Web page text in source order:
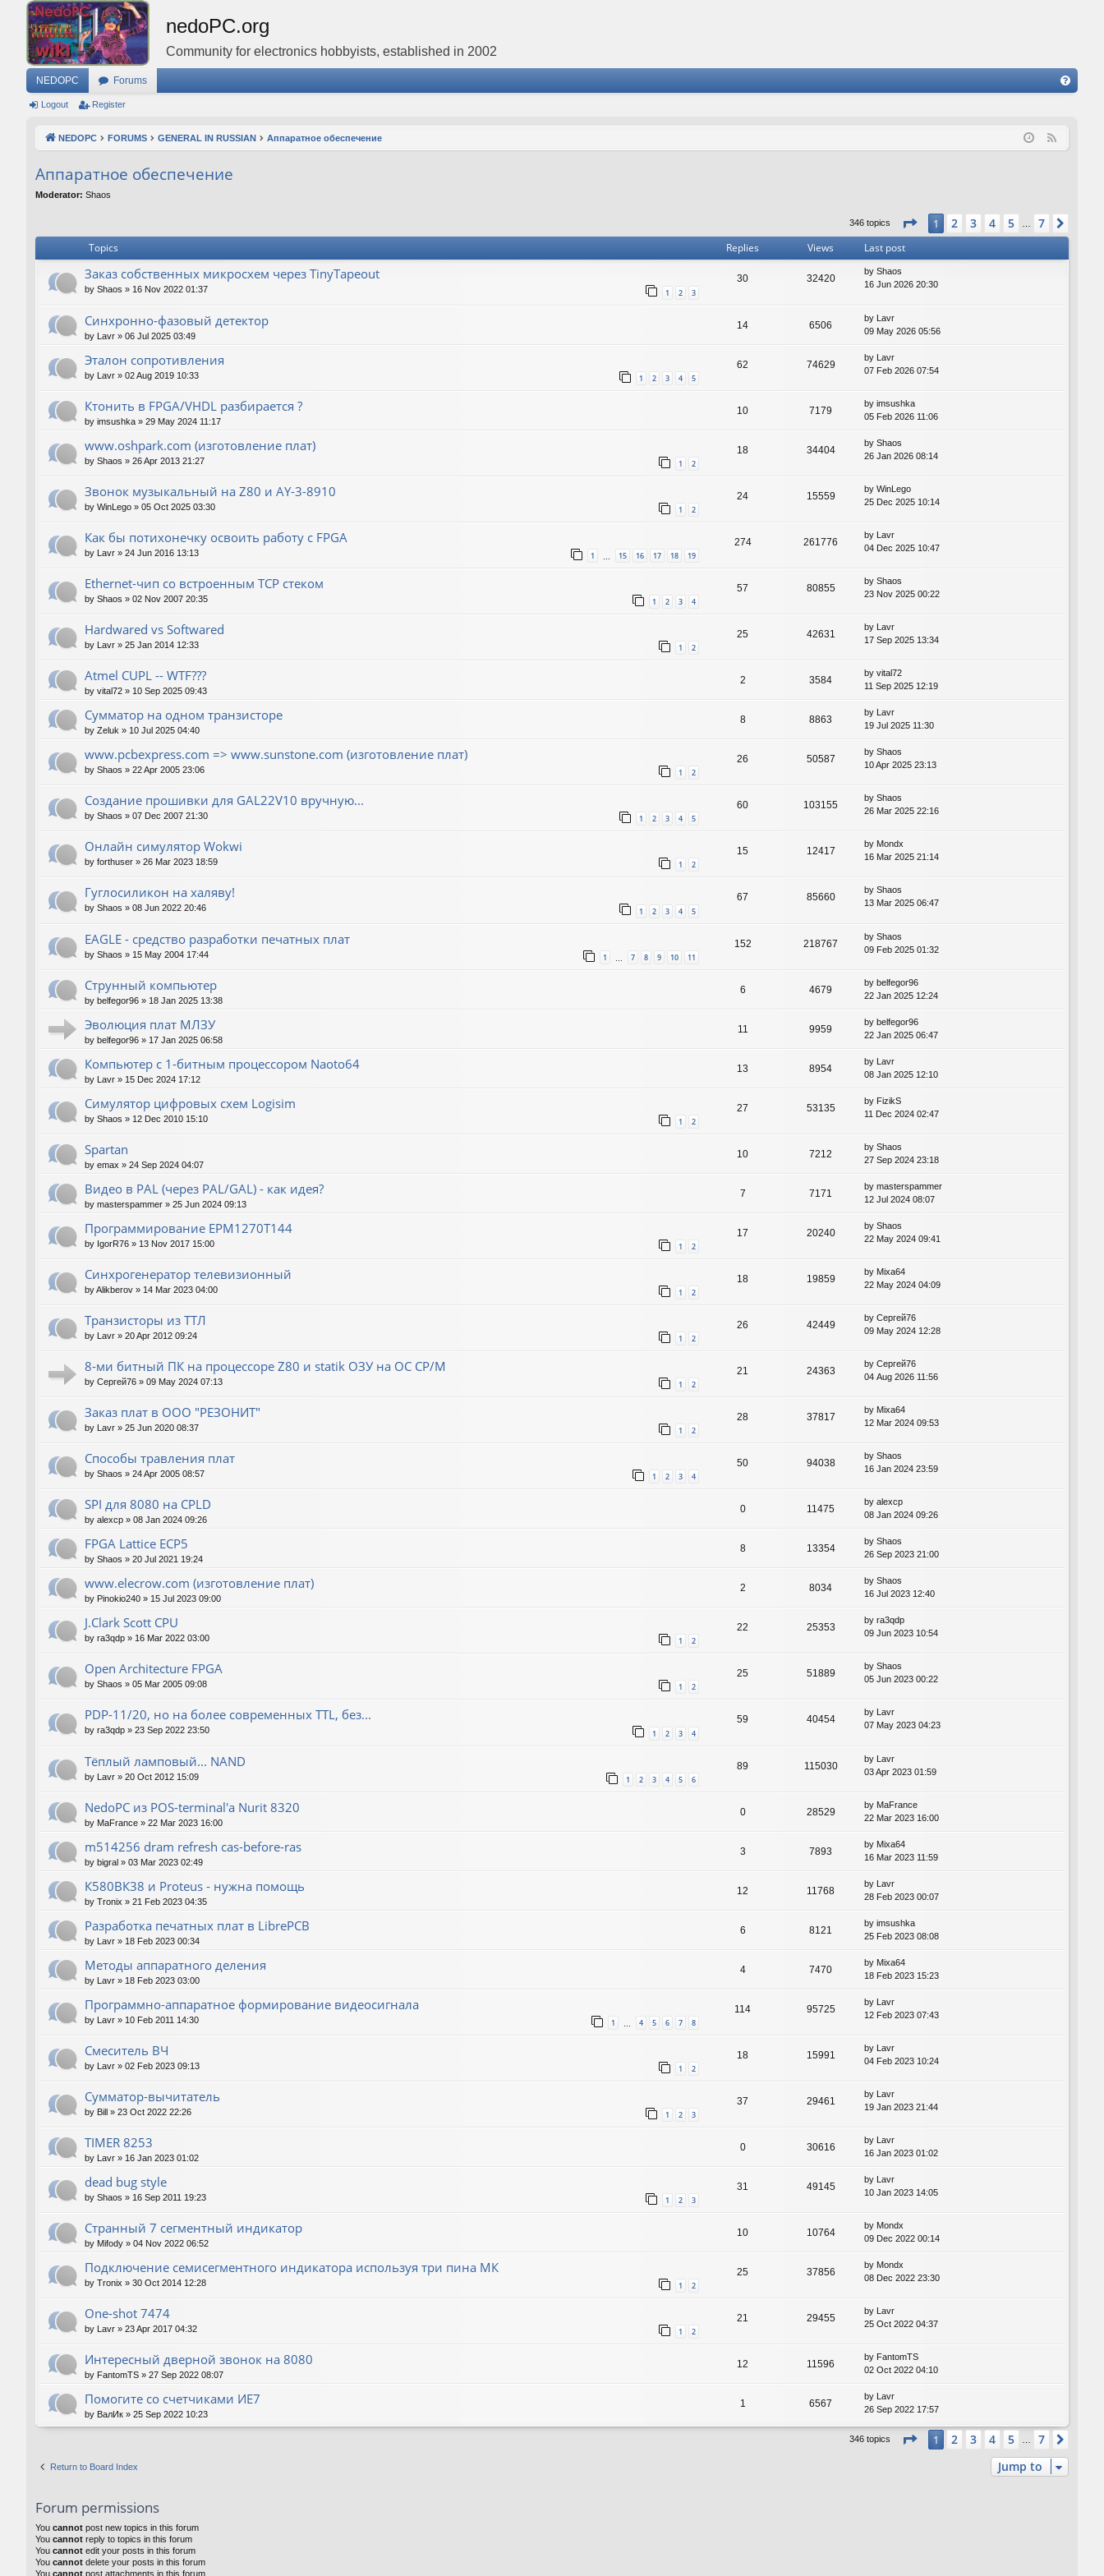
nedoPC.org
Community for electronics hobbyists, established in 2002
NEDOPC Forums
Q
Logout Register
NEDOPC FORUMS GENERAL IN RUSSIAN Аппаратное обеспечение
Аппаратное обеспечение
Moderator: Shaos
346 topics Page 1of7
1 2 3 4 5 … 7
Topics Replies Views Last post
Заказ собственных микросхем через TinyTapeout
by Shaos » 16 Nov 2022 01:37 1 2 3
30 32420
by Shaos
16 Jun 2026 20:30
Синхронно-фазовый детектор
by Lavr » 06 Jul 2025 03:49
14 6506
by Lavr
09 May 2026 05:56
Эталон сопротивления
by Lavr » 02 Aug 2019 10:33 1 2 3 4 5
62 74629
by Lavr
07 Feb 2026 07:54
Ктонить в FPGA/VHDL разбирается ?
by imsushka » 29 May 2024 11:17
10 7179
by imsushka
05 Feb 2026 11:06
www.oshpark.com (изготовление плат)
by Shaos » 26 Apr 2013 21:27 1 2
18 34404
by Shaos
26 Jan 2026 08:14
Звонок музыкальный на Z80 и AY-3-8910
by WinLego » 05 Oct 2025 03:30 1 2
24 15559
by WinLego
25 Dec 2025 10:14
Как бы потихонечку освоить работу с FPGA
by Lavr » 24 Jun 2016 13:13 1 15 16 17 18 19
274 261776
by Lavr
04 Dec 2025 10:47
Ethernet-чип со встроенным TCP стеком
by Shaos » 02 Nov 2007 20:35 1 2 3 4
57 80855
by Shaos
23 Nov 2025 00:22
Hardwared vs Softwared
by Lavr » 25 Jan 2014 12:33 1 2
25 42631
by Lavr
17 Sep 2025 13:34
Atmel CUPL -- WTF???
by vital72 » 10 Sep 2025 09:43
2 3584
by vital72
11 Sep 2025 12:19
Сумматор на одном транзисторе
by Zeluk » 10 Jul 2025 04:40
8 8863
by Lavr
19 Jul 2025 11:30
www.pcbexpress.com => www.sunstone.com (изготовление плат)
by Shaos » 22 Apr 2005 23:06 1 2
26 50587
by Shaos
10 Apr 2025 23:13
Создание прошивки для GAL22V10 вручную...
by Shaos » 07 Dec 2007 21:30 1 2 3 4 5
60 103155
by Shaos
26 Mar 2025 22:16
Онлайн симулятор Wokwi
by forthuser » 26 Mar 2023 18:59 1 2
15 12417
by Mondx
16 Mar 2025 21:14
Гуглосиликон на халяву!
by Shaos » 08 Jun 2022 20:46 1 2 3 4 5
67 85660
by Shaos
13 Mar 2025 06:47
EAGLE - средство разработки печатных плат
by Shaos » 15 May 2004 17:44 1 7 8 9 10 11
152 218767
by Shaos
09 Feb 2025 01:32
Струнный компьютер
by belfegor96 » 18 Jan 2025 13:38
6 4679
by belfegor96
22 Jan 2025 12:24
Эволюция плат МЛЗУ
by belfegor96 » 17 Jan 2025 06:58
11 9959
by belfegor96
22 Jan 2025 06:47
Компьютер с 1-битным процессором Naoto64
by Lavr » 15 Dec 2024 17:12
13 8954
by Lavr
08 Jan 2025 12:10
Симулятор цифровых схем Logisim
by Shaos » 12 Dec 2010 15:10 1 2
27 53135
by FizikS
11 Dec 2024 02:47
Spartan
by emax » 24 Sep 2024 04:07
10 7212
by Shaos
27 Sep 2024 23:18
Видео в PAL (через PAL/GAL) - как идея?
by masterspammer » 25 Jun 2024 09:13
7 7171
by masterspammer
12 Jul 2024 08:07
Программирование EPM1270T144
by IgorR76 » 13 Nov 2017 15:00 1 2
17 20240
by Shaos
22 May 2024 09:41
Синхрогенератор телевизионный
byAlikberov » 14 Mar 2023 04:00 1 2
18 19859
by Mixa64
22 May 2024 04:09
Транзисторы из ТТЛ
by Lavr » 20 Apr 2012 09:24 1 2
26 42449
by Сергей76
09 May 2024 12:28
8-ми битный ПК на процессоре Z80 и statik ОЗУ на ОС СР/М
by Сергей76 » 09 May 2024 07:13 1 2
21 24363
by Сергей76
04 Aug 2026 11:56
Заказ плат в ООО "РЕЗОНИТ"
by Lavr » 25 Jun 2020 08:37 1 2
28 37817
by Mixa64
12 Mar 2024 09:53
Способы травления плат
by Shaos » 24 Apr 2005 08:57 1 2 3 4
50 94038
by Shaos
16 Jan 2024 23:59
SPI для 8080 на CPLD
by alexcp » 08 Jan 2024 09:26
0 11475
by alexcp
08 Jan 2024 09:26
FPGA Lattice ECP5
by Shaos » 20 Jul 2021 19:24
8 13354
by Shaos
26 Sep 2023 21:00
www.elecrow.com (изготовление плат)
by Pinokio240 » 15 Jul 2023 09:00
2 8034
by Shaos
16 Jul 2023 12:40
J.Clark Scott CPU
by ra3qdp » 16 Mar 2022 03:00 1 2
22 25353
by ra3qdp
09 Jun 2023 10:54
Open Architecture FPGA
by Shaos » 05 Mar 2005 09:08 1 2
25 51889
by Shaos
05 Jun 2023 00:22
PDP-11/20, но на более современных TTL, без...
by ra3qdp » 23 Sep 2022 23:50 1 2 3 4
59 40454
by Lavr
07 May 2023 04:23
Тёплый ламповый... NAND
by Lavr » 20 Oct 2012 15:09 1 2 3 4 5 6
89 115030
by Lavr
03 Apr 2023 01:59
NedoPC из POS-terminal'а Nurit 8320
by MaFrance » 22 Mar 2023 16:00
0 28529
by MaFrance
22 Mar 2023 16:00
m514256 dram refresh cas-before-ras
by bigral » 03 Mar 2023 02:49
3 7893
by Mixa64
16 Mar 2023 11:59
К580ВК38 и Proteus - нужна помощь
by Tronix » 21 Feb 2023 04:35
12 11768
by Lavr
28 Feb 2023 00:07
Разработка печатных плат в LibrePCB
by Lavr » 18 Feb 2023 00:34
6 8121
by imsushka
25 Feb 2023 08:08
Методы аппаратного деления
by Lavr » 18 Feb 2023 03:00
4 7470
by Mixa64
18 Feb 2023 15:23
Программно-аппаратное формирование видеосигнала
by Lavr » 10 Feb 2011 14:30 1 4 5 6 7 8
114 95725
by Lavr
12 Feb 2023 07:43
Смеситель ВЧ
by Lavr » 02 Feb 2023 09:13 1 2
18 15991
by Lavr
04 Feb 2023 10:24
Сумматор-вычитатель
by Bill » 23 Oct 2022 22:26 1 2 3
37 29461
by Lavr
19 Jan 2023 21:44
TIMER 8253
by Lavr » 16 Jan 2023 01:02
0 30616
by Lavr
16 Jan 2023 01:02
dead bug style
by Shaos » 16 Sep 2011 19:23 1 2 3
31 49145
by Lavr
10 Jan 2023 14:05
Странный 7 сегментный индикатор
by Mifody » 04 Nov 2022 06:52
10 10764
by Mondx
09 Dec 2022 00:14
Подключение семисегментного индикатора используя три пина МК
by Tronix » 30 Oct 2014 12:28 1 2
25 37856
by Mondx
08 Dec 2022 23:30
One-shot 7474
by Lavr » 23 Apr 2017 04:32 1 2
21 29455
by Lavr
25 Oct 2022 04:37
Интересный дверной звонок на 8080
by FantomTS » 27 Sep 2022 08:07
12 11596
by FantomTS
02 Oct 2022 04:10
Помогите со счетчиками ИЕ7
by ВалИк » 25 Sep 2022 10:23
1 6567
by
Lavr
26 Sep 2022 17:57
346 topics Page 1of7
1 2 3 4 5 7
Return to Board Index Jump to
Forum permissions
You cannot post new topics in this forum
You cannot reply to topics in this forum
You cannot edit your posts in this forum
You cannot delete your posts in this forum
You cannot post attachments in this forum